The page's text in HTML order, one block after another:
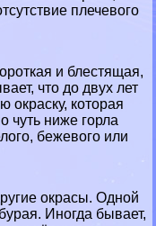
плечевого
и блестящая,
что до двух лет
окраску, которая
чуть ниже горла
бежевого или
окрасы. Одной
Иногда бывает,